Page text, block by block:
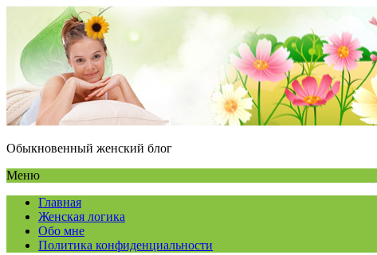
Обыкновенный женский блог
Меню
Главная
Женская логика
Обо мне
Политика конфиденциальности